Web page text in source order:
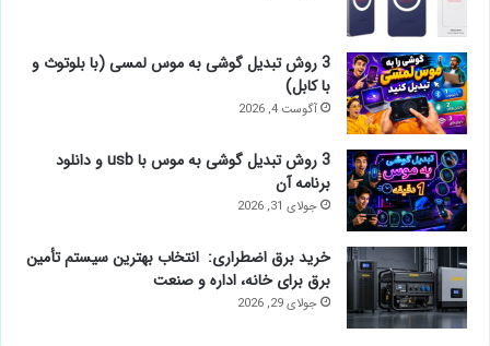
3 روش تبدیل گوشی به موس لمسی (با بلوتوث و
با کابل)
آگوست 4, 2026
3 روش تبدیل گوشی به موس با usb و دانلود
برنامه آن
جولای 31, 2026
خرید برق اضطراری: انتخاب بهترین سیستم تأمین
برق برای خانه، اداره و صنعت
جولای 29, 2026